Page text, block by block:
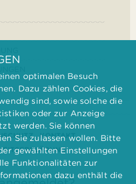
KONTAKT
optimalen Besuch
Dazu zählen Cookies, die
sind, sowie solche die
oder zur Anzeige
werden. Sie können
Sie zulassen wollen. Bitte
gewählten Einstellungen
Funktionalitäten zur
dazu enthält die